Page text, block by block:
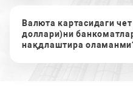
Валюта картасидаги
доллари)ни
нақдлаштира